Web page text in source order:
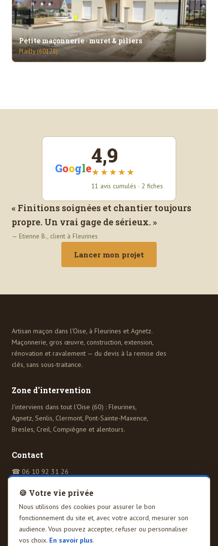
Petite maçonnerie · muret & piliers
Plailly (60128)
Google
4,9
★★★★★
11 avis cumulés · 2 fiches
« Finitions soignées et chantier toujours
propre. Un vrai gage de sérieux. »
— Etienne B., client à Fleurines
Lancer mon projet
Artisan maçon dans l'Oise, à Fleurines et Agnetz.
Maçonnerie, gros œuvre, construction, extension,
rénovation et ravalement — du devis à la remise des
clés, sans sous-traitance.
Zone d'intervention
J'interviens dans tout l'Oise (60) : Fleurines,
Agnetz, Senlis, Clermont, Pont-Sainte-Maxence,
Bresles, Creil, Compiègne et alentours.
Contact
☎ 06 10 92 31 26
602 Rue de l'Empire, 60600 Agnetz
7 Allée du Moulin, 60700 Fleurines
© 2026 KreaBati — Artisan maçon dans l'Oise (60). Site réalisé par
🍪 Votre vie privée
Nous utilisons des cookies pour assurer le bon
fonctionnement du site et, avec votre accord, mesurer son
audience. Vous pouvez accepter, refuser ou personnaliser
vos choix. En savoir plus.